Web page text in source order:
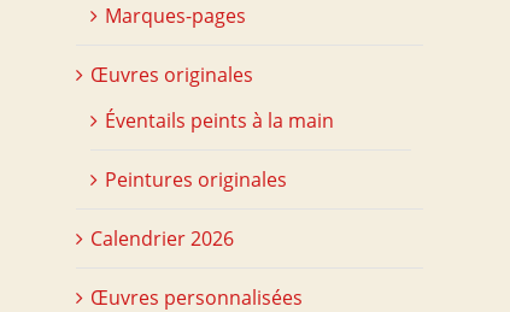
Marques-pages
Œuvres originales
Éventails peints à la main
Peintures originales
Calendrier 2026
Œuvres personnalisées